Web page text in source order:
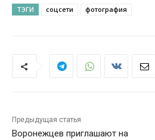
ТЭГИ соцсети фотография
Предыдущая статья
Воронежцев приглашают на